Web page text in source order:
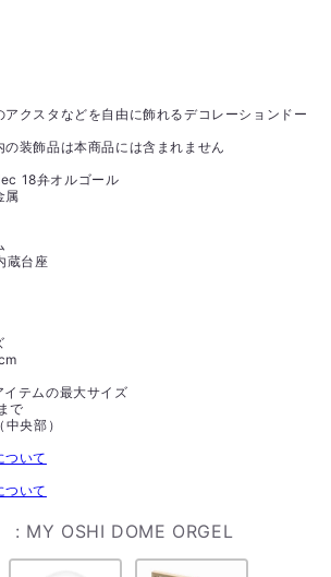
アクスタなどを自由に飾れるデコレーションドー
の装飾品は本商品には含まれません
18弁オルゴール
属
蔵台座
テムの最大サイズ
で
央部）
ついて
ついて
: MY OSHI DOME ORGEL